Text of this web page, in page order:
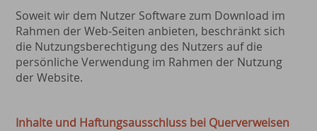
Soweit wir dem Nutzer Software zum Download im
Rahmen der Web-Seiten anbieten, beschränkt sich
die Nutzungsberechtigung des Nutzers auf die
persönliche Verwendung im Rahmen der Nutzung
der Website.
Inhalte und Haftungsausschluss bei Querverweisen